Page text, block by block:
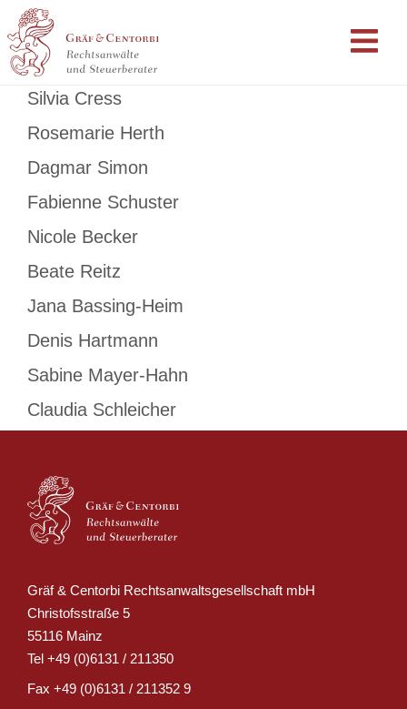
Silvia Cress
Rosemarie Herth
Dagmar Simon
Fabienne Schuster
Nicole Becker
Beate Reitz
Jana Bassing-Heim
Denis Hartmann
Sabine Mayer-Hahn
Claudia Schleicher
Gräf & Centorbi Rechtsanwaltsgesellschaft mbH
Christofsstraße 5
55116 Mainz
Tel +49 (0)6131 / 211350
Fax +49 (0)6131 / 211352 9